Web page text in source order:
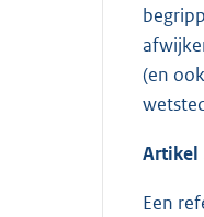
(en
Artikel
Een